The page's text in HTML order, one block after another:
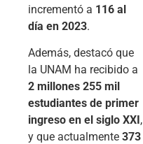
incrementó a 116 al
día en 2023.
Además, destacó que
la UNAM ha recibido a
2 millones 255 mil
estudiantes de primer
ingreso en el siglo XXI,
y que actualmente 373